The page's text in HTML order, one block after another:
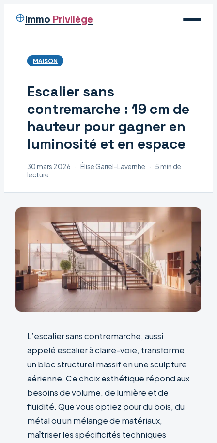
Immo Privilège
Voyage
Maison
Déco
MAISON
Escalier sans
contremarche : 19 cm de
hauteur pour gagner en
luminosité et en espace
30 mars 2026 · Élise Garrel-Lavernhe · 5 min de
lecture
L’escalier sans contremarche, aussi
appelé escalier à claire-voie, transforme
un bloc structurel massif en une sculpture
aérienne. Ce choix esthétique répond aux
besoins de volume, de lumière et de
fluidité. Que vous optiez pour du bois, du
métal ou un mélange de matériaux,
maîtriser les spécificités techniques